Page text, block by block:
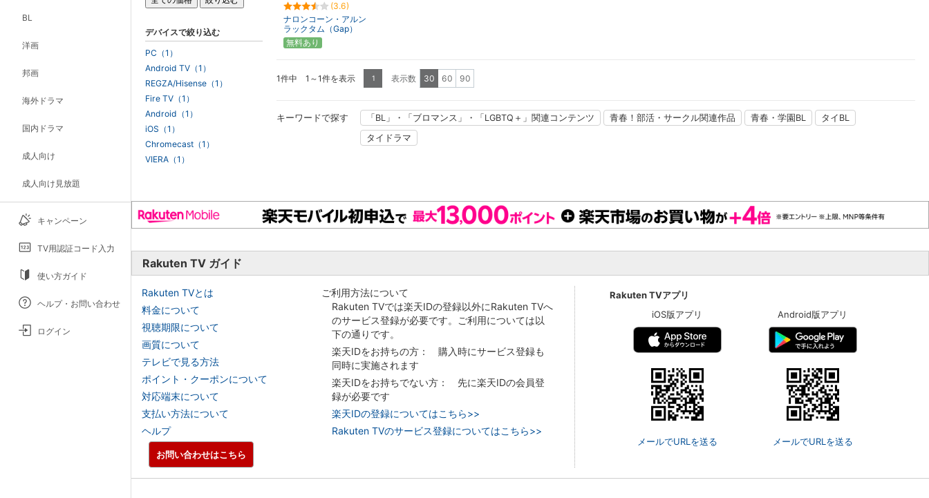
BL
洋画
邦画
海外ドラマ
国内ドラマ
成人向け
成人向け見放題
キャンペーン
TV用認証コード入力
使い方ガイド
ヘルプ・お問い合わせ
ログイン
(3.6)
ナロンコーン・アルン
ラックタム（Gap）
無料あり
1件中 1～1件を表示 1 表示数 30 60 90
キーワードで探す 「BL」・「ブロマンス」・「LGBTQ＋」関連コンテンツ 青春！部活・サークル関連作品 青春・学園BL
タイBL
タイドラマ
デバイスで絞り込む
PC（1）
Android TV（1）
REGZA/Hisense（1）
Fire TV（1）
Android（1）
iOS（1）
Chromecast（1）
VIERA（1）
Rakuten TV ガイド
Rakuten TVとは
料金について
視聴期限について
画質について
テレビで見る方法
ポイント・クーポンについて
対応端末について
支払い方法について
ヘルプ
ご利用方法について
Rakuten TVでは楽天IDの登録以外にRakuten TVへ
のサービス登録が必要です。ご利用については以
下の通りです。
楽天IDをお持ちの方： 購入時にサービス登録も
同時に実施されます
楽天IDをお持ちでない方： 先に楽天IDの会員登
録が必要です
楽天IDの登録についてはこちら>>
Rakuten TVのサービス登録についてはこちら>>
Rakuten TVアプリ
iOS版アプリ
メールでURLを送る
Android版アプリ
メールでURLを送る
お問い合わせはこちら